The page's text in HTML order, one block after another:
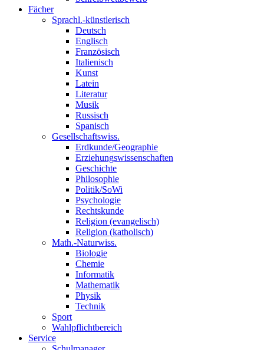
Fächer
Sprachl.-künstlerisch
Deutsch
Englisch
Französisch
Italienisch
Kunst
Latein
Literatur
Musik
Russisch
Spanisch
Gesellschaftswiss.
Erdkunde/Geographie
Erziehungswissenschaften
Geschichte
Philosophie
Politik/SoWi
Psychologie
Rechtskunde
Religion (evangelisch)
Religion (katholisch)
Math.-Naturwiss.
Biologie
Chemie
Informatik
Mathematik
Physik
Technik
Sport
Wahlpflichtbereich
Service